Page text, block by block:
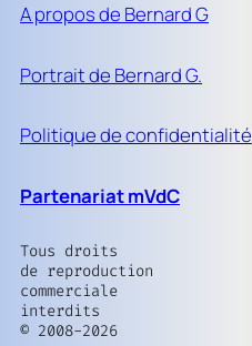
A propos de Bernard G
Portrait de Bernard G.
Politique de confidentialité
Partenariat mVdC
Tous droits
de reproduction
commerciale
interdits
© 2008-2026